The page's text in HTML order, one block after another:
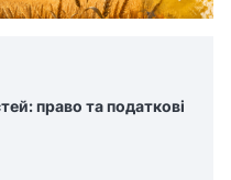
право та податкові